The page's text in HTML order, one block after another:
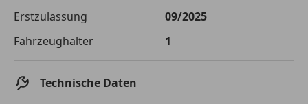
Jahre. Zinsspanne Sollzinssatz: 2,90% - 14,90%.
Jetzt berechnen
Erstzulassung
09/2025
Fahrzeughalter
1
Technische Daten